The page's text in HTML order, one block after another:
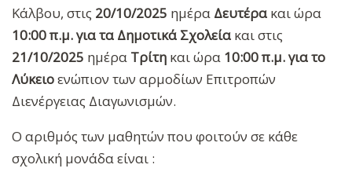
Κάλβου, στις 20/10/2025 ημέρα Δευτέρα και ώρα
10:00 π.μ.για τα Δημοτικά Σχολεία και στις
21/10/2025 ημέρα Τρίτη και ώρα 10:00 π.μ.για το
Λύκειοενώπιον των αρμοδίων Επιτροπών
Διενέργειας Διαγωνισμών.
Ο αριθμός των μαθητών που φοιτούν σε κάθε
σχολική μονάδα είναι :